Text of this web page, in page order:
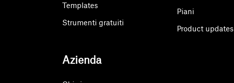
Templates
Strumenti gratuiti
Piani
Product updates
Azienda